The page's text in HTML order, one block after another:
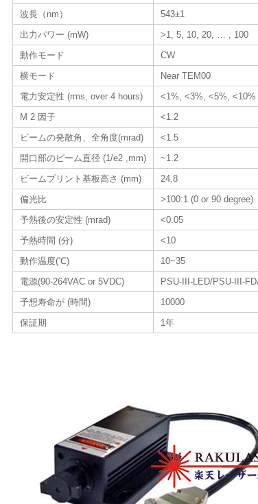
波長（nm）
543±1
出力パワー (mW)
>1, 5, 10, 20, … , 100
動作モード
CW
横モード
Near TEM00
電力安定性 (rms, over 4 hours)
<1%, <3%, <5%, <10%
M 2 因子
<1.2
ビームの発散角、全角度(mrad)
<1.5
開口部のビーム直径 (1/e2 ,mm)
~1.2
ビームプリント基板高さ (mm)
24.8
偏光比
>100:1 (0 or 90 degree)
予熱後の安定性 (mrad)
<0.05
予熱時間 (分)
<10
動作温度(℃)
10~35
電源(90-264VAC or 5VDC)
PSU-III-LED/PSU-III-
予想寿命が (時間)
10000
保証期
1年